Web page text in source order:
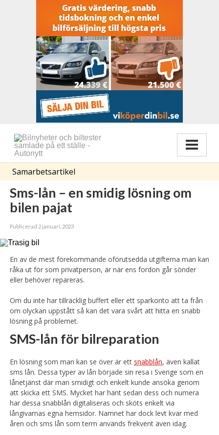
Samarbetsartikel
Sms-lån – en smidig lösning om
bilen pajat
Publicerad 2 januari, 2023
En av de mest förekommande oförutsedda utgifterna man kan
råka ut för som privatperson, är när ens fordon går sönder
eller behöver repareras.
Om du inte har tillräcklig buffert eller ett sparkonto att ta från
om olyckan uppstått så kan det vara svårt att hitta en snabb
lösning på problemet.
SMS-lån för bilreparation
En lösning som man kan se över är ett snabblån, även kallat
sms lån. Dessa typer av lån började sin resa i Sverige som en
lånetjänst där man smidigt och enkelt kunde ansöka genom
att skicka ett SMS. Mycket har hänt sedan dess och numera
har dessa snabblån digitaliseras och sköts enkelt via
långivarnas egna hemsidor. Namnet har dock levt kvar med
åren och sms lån som term används frekvent även idag.